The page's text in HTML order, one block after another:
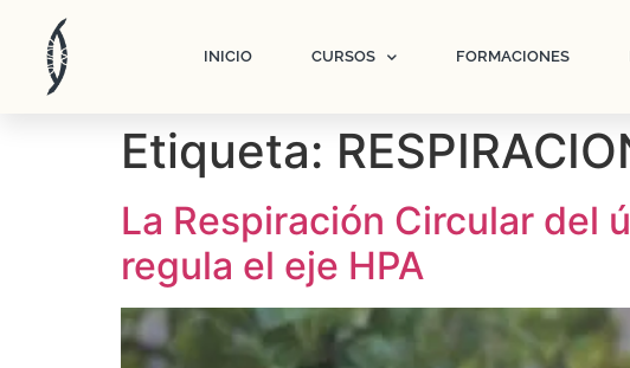
INICIO CURSOS FORMACIONES
Etiqueta:
La Respiración Circular del
regula el eje HPA